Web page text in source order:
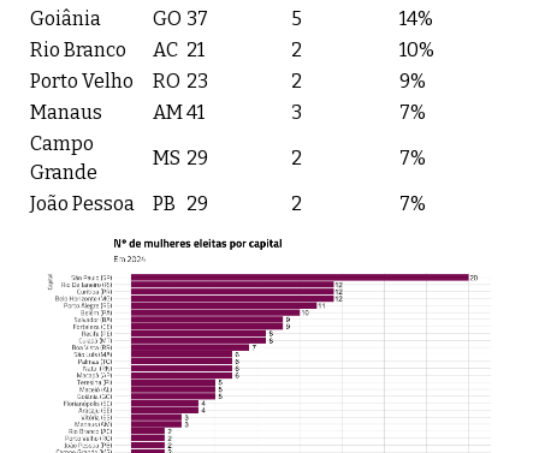
Goiânia
GO 37 5
14%
Rio Branco
AC 21 2
10%
Porto Velho
RO 23 2
9%
Manaus
AM41 3
7%
Campo
Grande
MS 29 2
7%
João Pessoa
PB 29 2 7%